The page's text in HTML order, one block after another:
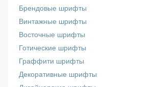
Брендовые шрифты
Винтажные шрифты
Восточные шрифты
Готические шрифты
Граффити шрифты
Декоративные шрифты